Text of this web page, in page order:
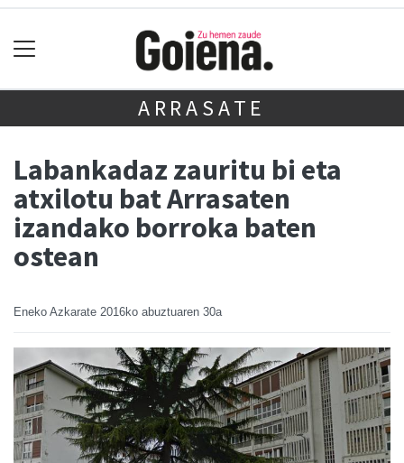
ARRASATE
Labankadaz zauritu bi eta
atxilotu bat Arrasaten
izandako borroka baten
ostean
Eneko Azkarate 2016ko abuztuaren 30a